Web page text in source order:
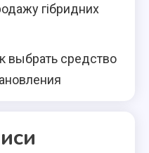
гібридних
выбрать средство